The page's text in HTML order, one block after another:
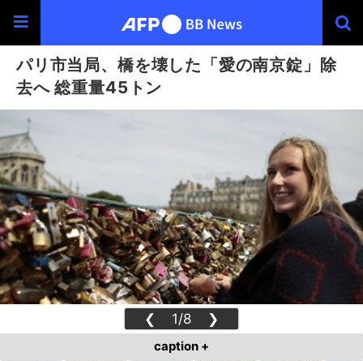
パリ市当局、橋を壊した「愛の南京錠」除
去へ 総重量45トン
❮ 1/8 ❯
caption +